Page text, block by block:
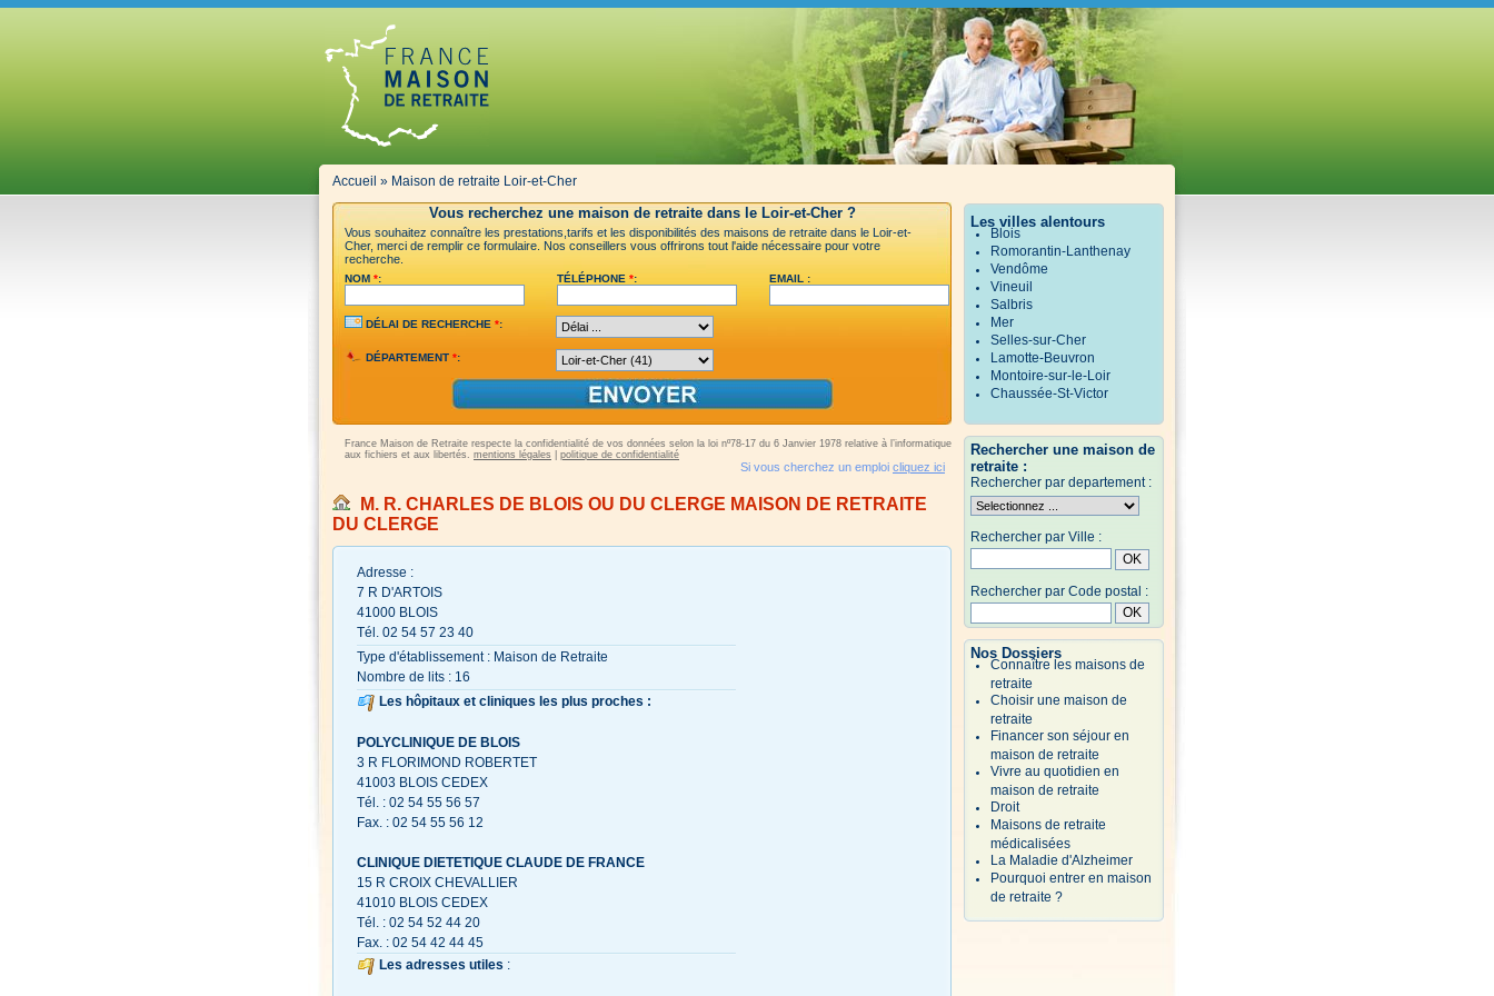
Accueil » Maison de retraite Loir-et-Cher
Vous recherchez une maison de retraite dans le Loir-et-Cher ?
Vous souhaitez connaître les prestations,tarifs et les disponibilités des maisons de retraite dans le Loir-et-
Cher, merci de remplir ce formulaire. Nos conseillers vous offrirons tout l'aide nécessaire pour votre
recherche.
NOM *: TÉLÉPHONE *: EMAIL :
DÉLAI DE RECHERCHE *:
DÉPARTEMENT *:
France Maison de Retraite respecte la confidentialité de vos données selon la loi nº78-17 du 6 Janvier 1978 relative à l’informatique,
aux fichiers et aux libertés. mentions légales politique de confidentialité
Si vous cherchez un emploi cliquez ici
Les villes alentours
Blois
Romorantin-Lanthenay
Vendôme
Vineuil
Salbris
Mer
Selles-sur-Cher
Lamotte-Beuvron
Montoire-sur-le-Loir
Chaussée-St-Victor
Rechercher une maison de
retraite :
Rechercher par departement :
Rechercher par Ville :
Rechercher par Code postal :
Nos Dossiers
Connaître les maisons de
retraite
Choisir une maison de
retraite
Financer son séjour en
maison de retraite
Vivre au quotidien en
maison de retraite
Droit
Maisons de retraite
médicalisées
La Maladie d'Alzheimer
Pourquoi entrer en maison
de retraite ?
M. R. CHARLES DE BLOIS OU DU CLERGE MAISON DE RETRAITE
DU CLERGE
Adresse :
7 R D'ARTOIS
41000 BLOIS
Tél. 02 54 57 23 40
Type d'établissement : Maison de Retraite
Nombre de lits : 16
Les hôpitaux et cliniques les plus proches :
POLYCLINIQUE DE BLOIS
3 R FLORIMOND ROBERTET
41003 BLOIS CEDEX
Tél. : 02 54 55 56 57
Fax. : 02 54 55 56 12
CLINIQUE DIETETIQUE CLAUDE DE FRANCE
15 R CROIX CHEVALLIER
41010 BLOIS CEDEX
Tél. : 02 54 52 44 20
Fax. : 02 54 42 44 45
Les adresses utiles :